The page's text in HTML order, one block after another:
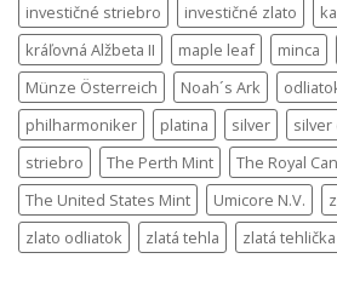
investičné striebro
investičné zlato
kráľovná Alžbeta II
maple leaf minca
Münze Österreich
Noah´s Ark
philharmoniker
platina silver silver
striebro
The Perth Mint
The Royal
The United States Mint
Umicore N.V.
zlato odliatok
zlatá tehla zlatá tehlička